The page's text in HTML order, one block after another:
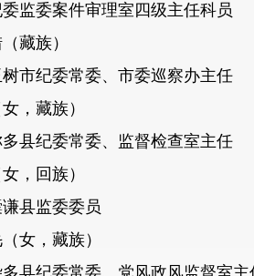
监委案件审理室四级主任科员
藏族）
市纪委常委、市委巡察办主任
，藏族）
县纪委常委、监督检查室主任
，回族）
县监委委员
女，藏族）
县纪委常委、党风政风监督室主